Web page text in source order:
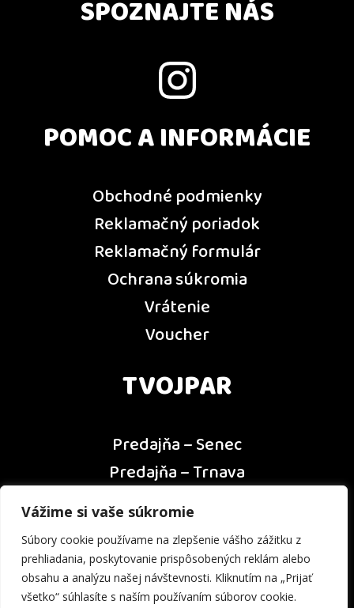
Vážime si vaše súkromie
Súbory cookie používame na zlepšenie vášho zážitku z
prehliadania, poskytovanie prispôsobených reklám alebo
obsahu a analýzu našej návštevnosti. Kliknutím na „Prijať
všetko“ súhlasíte s naším používaním súborov cookie.
SPOZNAJTE NÁS
POMOC A INFORMÁCIE
Obchodné podmienky
Reklamačný poriadok
Reklamačný formulár
Ochrana súkromia
Vrátenie
Voucher
TVOJPAR
Predajňa – Senec
Predajňa – Trnava
Predajňa – Dunajská Streda
Predajňa – Nitra
Kontakt